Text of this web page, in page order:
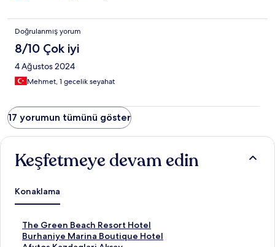
Doğrulanmış yorum
8/10 Çok iyi
4 Ağustos 2024
Mehmet, 1 gecelik seyahat
17 yorumun tümünü göster
Keşfetmeye devam edin
Konaklama
The Green Beach Resort Hotel
T
h
Burhaniye Marina Boutique Hotel
B